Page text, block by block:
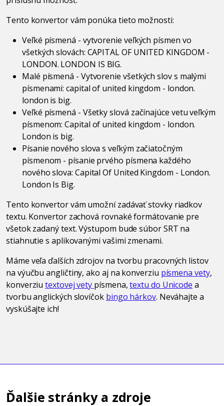
Tento konvertor vám ponúka tieto možnosti:
Veľké písmená - vytvorenie veľkých písmen vo
všetkých slovách: CAPITAL OF UNITED KINGDOM -
LONDON. LONDON IS BIG.
Malé písmená - Vytvorenie všetkých slov s malými
písmenami: capital of united kingdom - london.
london is big.
Veľké písmená - Všetky slová začínajúce vetu veľkým
písmenom: Capital of united kingdom - london.
London is big.
Písanie nového slova s veľkým začiatočným
písmenom - písanie prvého písmena každého
nového slova: Capital Of United Kingdom - London.
London Is Big.
Tento konvertor vám umožní zadávať stovky riadkov
textu. Konvertor zachová rovnaké formátovanie pre
všetok zadaný text. Výstupom bude súbor SRT na
stiahnutie s aplikovanými vašimi zmenami.
Máme veľa ďalších zdrojov na tvorbu pracovných listov
na výučbu angličtiny, ako aj na konverziu písmena vety,
konverziutextovej vety písmena,textu do Unicode a
tvorbu anglických slovíčok bingo hárkov. Neváhajte a
vyskúšajte ich!
Ďalšie stránky a zdroje